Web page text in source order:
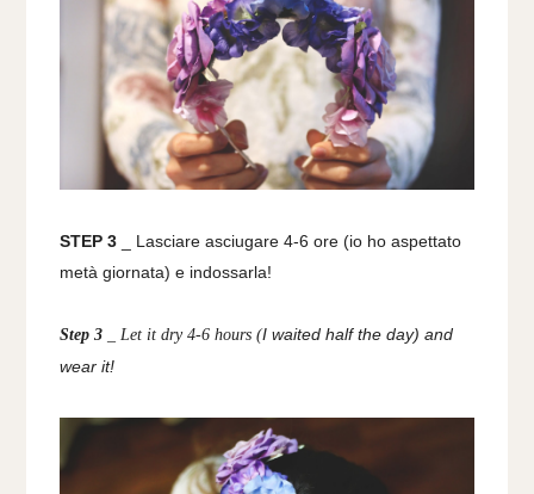
STEP 3 _ Lasciare asciugare 4-6 ore (io ho aspettato
metà giornata) e indossarla!
Step 3 _ Let it dry 4-6 hours (I waited half the day) and
wear it!